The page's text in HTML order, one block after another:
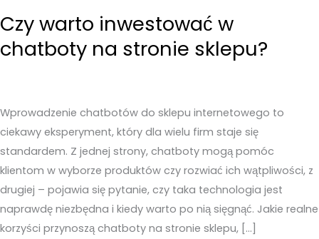
Czy warto inwestować w
chatboty na stronie sklepu?
Wprowadzenie chatbotów do sklepu internetowego to
ciekawy eksperyment, który dla wielu firm staje się
standardem. Z jednej strony, chatboty mogą pomóc
klientom w wyborze produktów czy rozwiać ich wątpliwości, z
drugiej – pojawia się pytanie, czy taka technologia jest
naprawdę niezbędna i kiedy warto po nią sięgnąć. Jakie realne
korzyści przynoszą chatboty na stronie sklepu, […]